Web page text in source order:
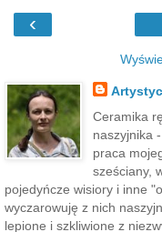
‹
Ceramika
naszyjnika
praca
sześciany,
pojedyńcze wisiory i inne
wyczarowuję z nich
lepione i szkliwione z